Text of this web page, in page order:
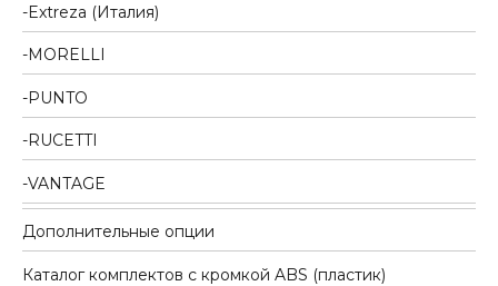
Extreza (Италия)
MORELLI
PUNTO
RUCETTI
VANTAGE
Дополнительные опции
Каталог комплектов c кромкой ABS (пластик)